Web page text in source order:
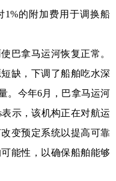
1%的附加费用于调换船
拿马运河恢复正常。
缺，下调了船舶吃水深
。今年6月，巴拿马运河
表示，该机构正在对航运
变预定系统以提高可靠
能性，以确保船舶能够